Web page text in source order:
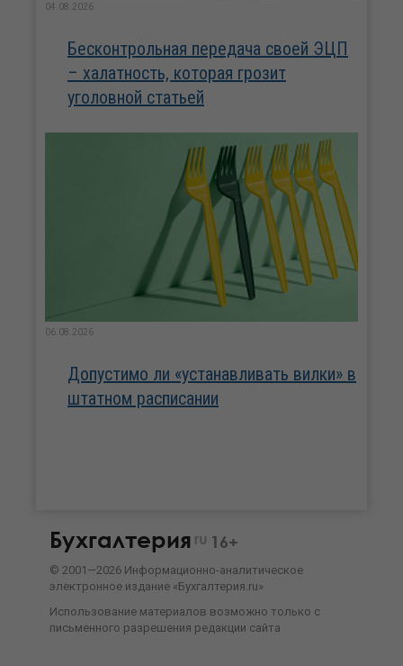
04.08.2026
Бесконтрольная передача своей ЭЦП
– халатность, которая грозит
уголовной статьей
06.08.2026
Допустимо ли «устанавливать вилки» в
штатном расписании
Бухгалтерия ru 16+
© 2001—2026 Информационно-аналитическое
электронное издание «Бухгалтерия.ru»
Использование материалов возможно только с
письменного разрешения редакции сайта